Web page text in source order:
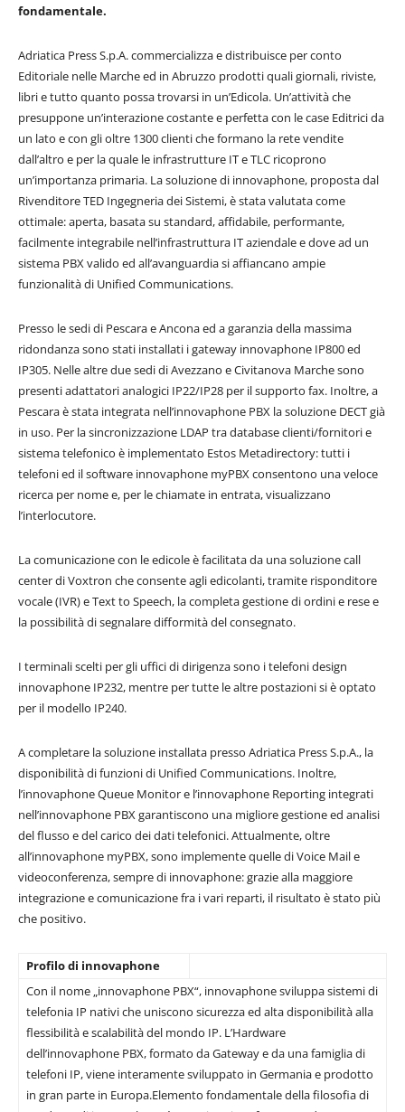
fondamentale.
Adriatica Press S.p.A. commercializza e distribuisce per conto
Editoriale nelle Marche ed in Abruzzo prodotti quali giornali, riviste,
libri e tutto quanto possa trovarsi in un’Edicola. Un’attività che
presuppone un’interazione costante e perfetta con le case Editrici da
un lato e con gli oltre 1300 clienti che formano la rete vendite
dall’altro e per la quale le infrastrutture IT e TLC ricoprono
un’importanza primaria. La soluzione di innovaphone, proposta dal
Rivenditore TED Ingegneria dei Sistemi, è stata valutata come
ottimale: aperta, basata su standard, affidabile, performante,
facilmente integrabile nell’infrastruttura IT aziendale e dove ad un
sistema PBX valido ed all’avanguardia si affiancano ampie
funzionalità di Unified Communications.
Presso le sedi di Pescara e Ancona ed a garanzia della massima
ridondanza sono stati installati i gateway innovaphone IP800 ed
IP305. Nelle altre due sedi di Avezzano e Civitanova Marche sono
presenti adattatori analogici IP22/IP28 per il supporto fax. Inoltre, a
Pescara è stata integrata nell’innovaphone PBX la soluzione DECT già
in uso. Per la sincronizzazione LDAP tra database clienti/fornitori e
sistema telefonico è implementato Estos Metadirectory: tutti i
telefoni ed il software innovaphone myPBX consentono una veloce
ricerca per nome e, per le chiamate in entrata, visualizzano
l’interlocutore.
La comunicazione con le edicole è facilitata da una soluzione call
center di Voxtron che consente agli edicolanti, tramite risponditore
vocale (IVR) e Text to Speech, la completa gestione di ordini e rese e
la possibilità di segnalare difformità del consegnato.
I terminali scelti per gli uffici di dirigenza sono i telefoni design
innovaphone IP232, mentre per tutte le altre postazioni si è optato
per il modello IP240.
A completare la soluzione installata presso Adriatica Press S.p.A., la
disponibilità di funzioni di Unified Communications. Inoltre,
l’innovaphone Queue Monitor e l’innovaphone Reporting integrati
nell’innovaphone PBX garantiscono una migliore gestione ed analisi
del flusso e del carico dei dati telefonici. Attualmente, oltre
all’innovaphone myPBX, sono implemente quelle di Voice Mail e
videoconferenza, sempre di innovaphone: grazie alla maggiore
integrazione e comunicazione fra i vari reparti, il risultato è stato più
che positivo.
Profilo di innovaphone
Con il nome „innovaphone PBX“, innovaphone sviluppa sistemi di
telefonia IP nativi che uniscono sicurezza ed alta disponibilità alla
flessibilità e scalabilità del mondo IP. L’Hardware
dell’innovaphone PBX, formato da Gateway e da una famiglia di
telefoni IP, viene interamente sviluppato in Germania e prodotto
in gran parte in Europa.Elemento fondamentale della filosofia di